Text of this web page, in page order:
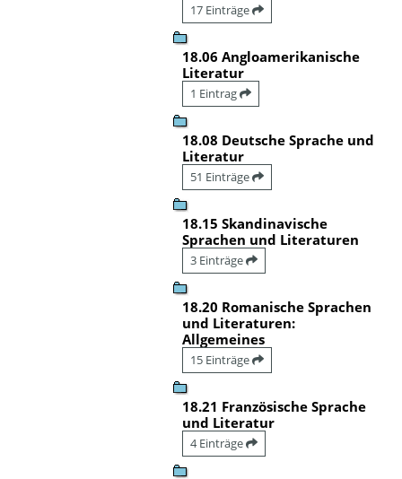
17 Einträge
18.06 Angloamerikanische
Literatur
1 Eintrag
18.08 Deutsche Sprache und
Literatur
51 Einträge
18.15 Skandinavische
Sprachen und Literaturen
3 Einträge
18.20 Romanische Sprachen
und Literaturen:
Allgemeines
15 Einträge
18.21 Französische Sprache
und Literatur
4 Einträge